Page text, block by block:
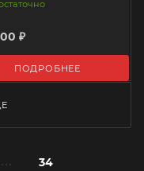
₽
ПОДРОБНЕЕ
34